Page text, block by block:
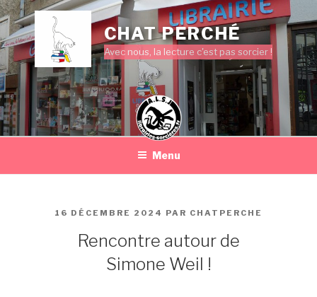
Aller
au
contenu
principal
CHAT PERCHÉ
Avec nous, la lecture c'est pas sorcier !
Menu
PUBLIÉ
16 DÉCEMBRE 2024 PAR CHATPERCHE
Rencontre autour de
Simone Weil !